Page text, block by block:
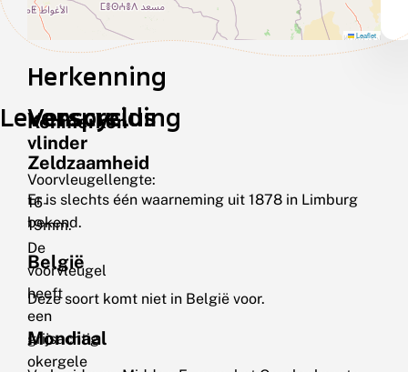
Leaflet
Levenscyclus
Herkenning
Kenmerken
vlinder
Voorvleugellengte:
16-
19mm.
De
voorvleugel
heeft
een
grijsachtig
okergele
Verspreiding
Zeldzaamheid
Er is slechts één waarneming uit 1878 in Limburg
bekend.
België
Deze soort komt niet in België voor.
Mondiaal